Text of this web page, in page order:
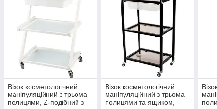
Візок косметологічний
маніпуляційний з трьома
полицями, Z-подібний з
Візок косметологічний
маніпуляційний з трьома
полицями та ящиком,